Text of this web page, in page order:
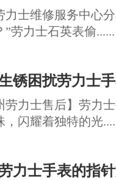
力士维修服务中心
”劳力士石英表偷......
锈困扰劳力士
劳力士售后】劳力
，闪耀着独特的光
力士手表的指